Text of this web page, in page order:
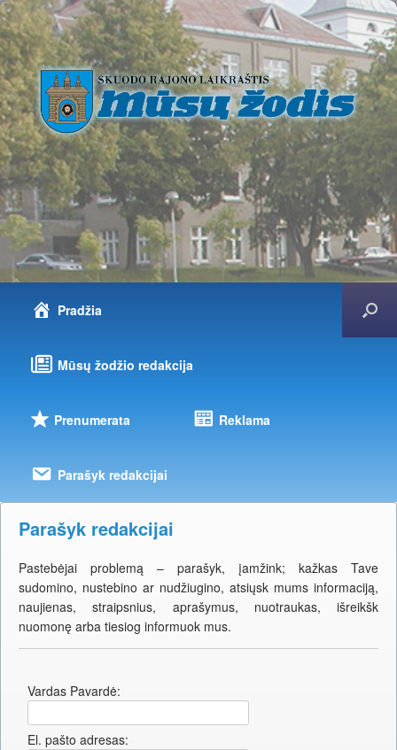
Pradžia
Mūsų žodžio redakcija
Prenumerata Reklama
Parašyk redakcijai
Parašyk redakcijai
Pastebėjai problemą – parašyk, įamžink; kažkas Tave
sudomino, nustebino ar nudžiugino, atsiųsk mums informaciją,
naujienas, straipsnius, aprašymus, nuotraukas, išreikšk
nuomonę arba tiesiog informuok mus.
Vardas Pavardė:
El. pašto adresas: